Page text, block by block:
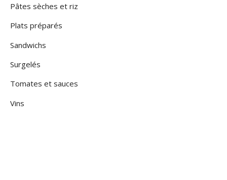
Pâtes sèches et riz
Plats préparés
Sandwichs
Surgelés
Tomates et sauces
Vins